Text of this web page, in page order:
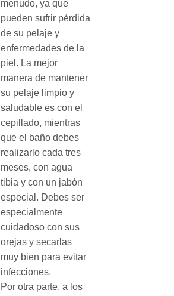
menudo, ya que
pueden sufrir pérdida
de su pelaje y
enfermedades de la
piel. La mejor
manera de mantener
su pelaje limpio y
saludable es con el
cepillado, mientras
que el baño debes
realizarlo cada tres
meses, con agua
tibia y con un jabón
especial. Debes ser
especialmente
cuidadoso con sus
orejas y secarlas
muy bien para evitar
infecciones.
Por otra parte, a los